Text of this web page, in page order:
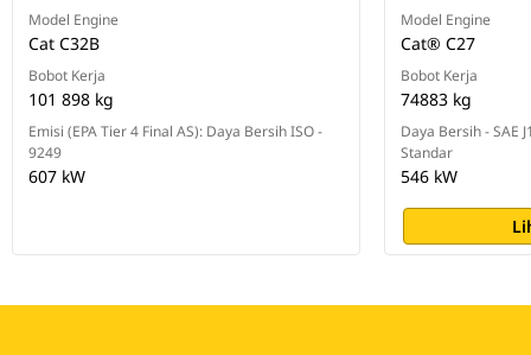
Model Engine
Cat C32B
Bobot Kerja
101 898 kg
Emisi (EPA Tier 4 Final AS): Daya Bersih ISO -
9249
607 kW
Model Engine
Cat® C27
Bobot Kerja
74883 kg
Daya Bersih - SAE
Standar
546 kW